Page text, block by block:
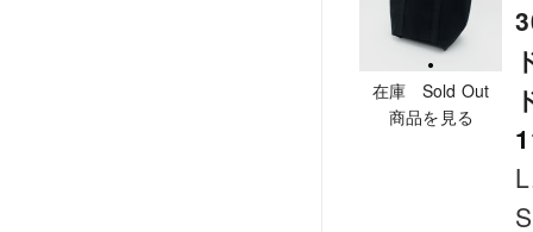
在庫 Sold Out
商品を見る